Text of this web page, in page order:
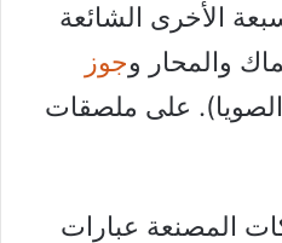
الأخرى الشائعة
والمحار وجوز
على ملصقات
المصنعة عبارات